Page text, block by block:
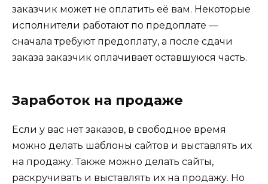
заказчик может не оплатить её вам. Некоторые
исполнители работают по предоплате —
сначала требуют предоплату, а после сдачи
заказа заказчик оплачивает оставшуюся часть.
Заработок на продаже
Если у вас нет заказов, в свободное время
можно делать шаблоны сайтов и выставлять их
на продажу. Также можно делать сайты,
раскручивать и выставлять их на продажу. Но